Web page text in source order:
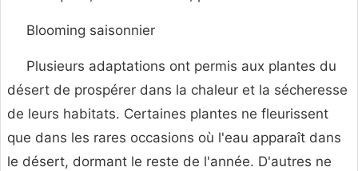
Blooming saisonnier
Plusieurs adaptations ont permis aux plantes du
désert de prospérer dans la chaleur et la sécheresse
de leurs habitats. Certaines plantes ne fleurissent
que dans les rares occasions où l'eau apparaît dans
le désert, dormant le reste de l'année. D'autres ne